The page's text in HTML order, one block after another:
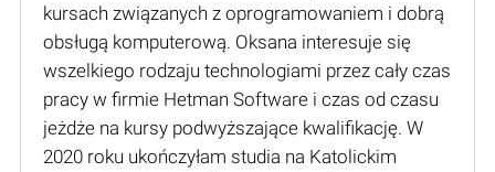
kursach związanych z oprogramowaniem i dobrą
obsługą komputerową. Oksana interesuje się
wszelkiego rodzaju technologiami przez cały czas
pracy w firmie Hetman Software i czas od czasu
jeżdże na kursy podwyższające kwalifikację. W
2020 roku ukończyłam studia na Katolickim